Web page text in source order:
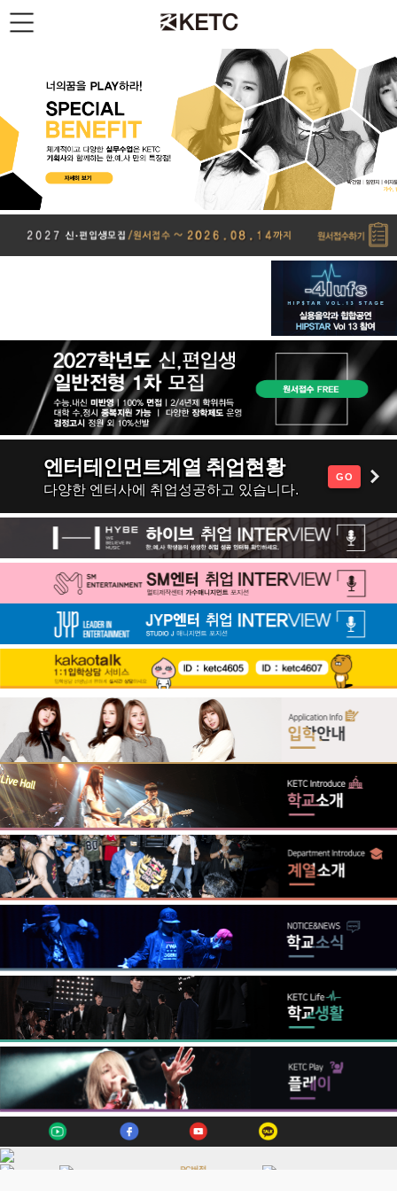
엔터테인먼트계열 취업현황
다양한 엔터사에 취업성공하고 있습니다.
GO